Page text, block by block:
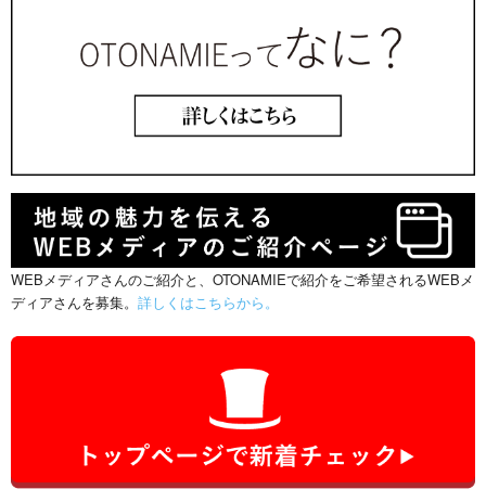
WEBメディアさんのご紹介と、OTONAMIEで紹介をご希望されるWEBメ
ディアさんを募集。 詳しくはこちらから。